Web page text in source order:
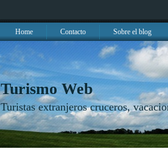
Home Contacto Sobre el blog
Turismo Web
Turistas extranjeros cruceros,